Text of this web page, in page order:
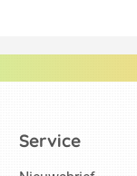
Service